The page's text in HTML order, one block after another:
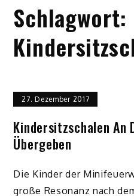
Schlagwort:
27. Dezember 2017
Kindersitzschalen An
Übergeben
Die Kinder der
große Resonanz nach